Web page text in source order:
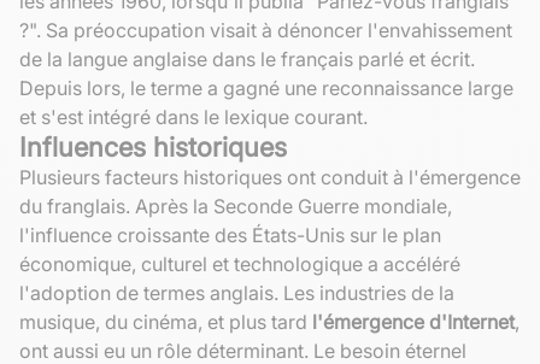
?". Sa préoccupation visait à dénoncer l'envahissement
de la langue anglaise dans le français parlé et écrit.
Depuis lors, le terme a gagné une reconnaissance large
et s'est intégré dans le lexique courant.
Influences historiques
Plusieurs facteurs historiques ont conduit à l'émergence
du franglais. Après la Seconde Guerre mondiale,
l'influence croissante des États-Unis sur le plan
économique, culturel et technologique a accéléré
l'adoption de termes anglais. Les industries de la
musique, du cinéma, et plus tard l'émergence d'Internet,
ont aussi eu un rôle déterminant. Le besoin éternel